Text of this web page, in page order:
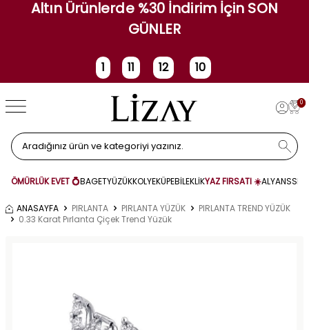
Altın Ürünlerde %30 İndirim İçin SON
GÜNLER
1
Gün
11
Saat
12 10
0
ÖMÜRLÜK EVET 💍BAGETYÜZÜKKOLYEKÜPEBİLEKLİKYAZ FIRSATI ☀️ALYANS
ANASAYFA PIRLANTA PIRLANTA YÜZÜK
PIRLANTA TREND YÜZÜK
0.33 Karat Pırlanta Çiçek Trend Yüzük